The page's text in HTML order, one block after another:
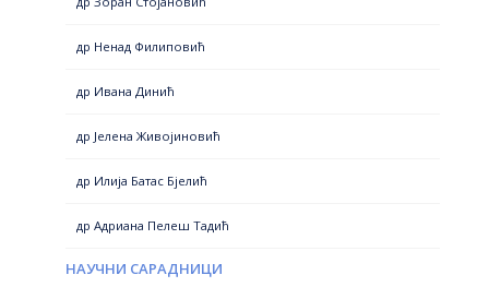
др Ненад Филиповић
др Ивана Динић
др Јелена Живојиновић
др Илија Батас Бјелић
др Адриана Пелеш Тадић
НАУЧНИ САРАДНИЦИ